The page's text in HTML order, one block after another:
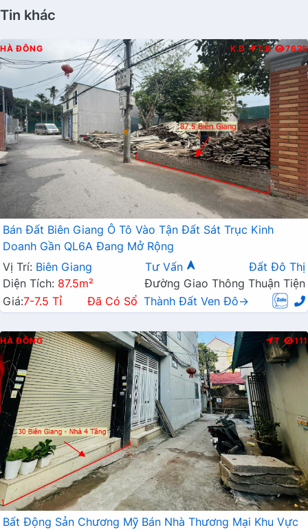
Tin khác
HÀ ĐÔNG K.D T.B 7625
Bán Đất Biên Giang Ô Tô Vào Tận Đất Sát Trục Kinh
Doanh Gần QL6A Đang Mở Rộng
Vị Trí: Biên Giang Tư Vấn
Đất Đô Thị
Diện Tích: 87.5m²
Đường Giao Thông Thuận Tiện
Giá:7-7.5 Tỉ Đã Có Sổ Thành Đất Ven Đô→
HÀ ĐÔNG T 111
Bất Động Sản Chương Mỹ Bán Nhà Thương Mại Khu Vực